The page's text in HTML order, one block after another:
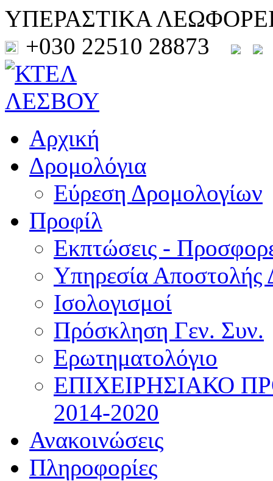
ΥΠΕΡΑΣΤΙΚΑ
+030 22510 28873
Αρχική
Δρομολόγια
Εύρεση Δρομολογίων
Προφίλ
Εκπτώσεις -
Υπηρεσία Αποστολής
Ισολογισμοί
Πρόσκληση Γεν. Συν.
Ερωτηματολόγιο
ΕΠΙΧΕΙΡΗΣΙΑΚΟ
2014-2020
Ανακοινώσεις
Πληροφορίες